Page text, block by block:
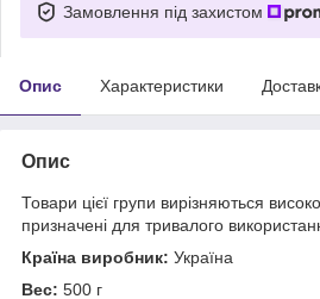
Замовлення під захистом
Опис Характеристики
Опис
Товари цієї групи вирізняються
призначені для тривалого
Країна виробник: Україна
Вec: 500 г